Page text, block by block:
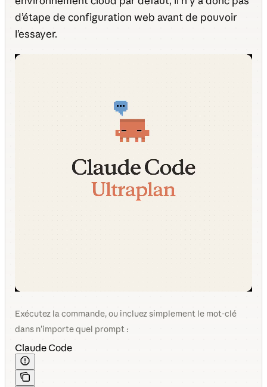
d’étape de configuration web avant de pouvoir
l’essayer.
Exécutez la commande, ou incluez simplement le mot-clé
dans n’importe quel prompt :
Claude Code